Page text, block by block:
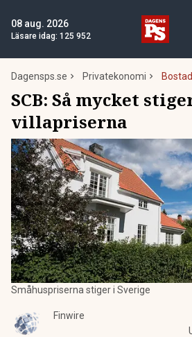
08 aug. 2026
Läsare idag: 125 952
Dagensps.se Privatekonomi Bostad
SCB: Så mycket
villapriserna
Småhuspriserna stiger i Sverige
Finwire